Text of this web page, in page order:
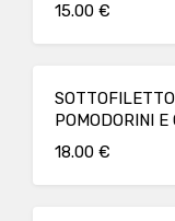
15.00 €
POMODORINI
18.00 €